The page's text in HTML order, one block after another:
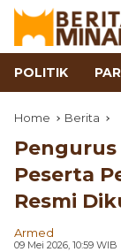
POLITIK
Home Berita
Peserta
Resmi
Armed
09 Mei 2026, 10:59 WIB